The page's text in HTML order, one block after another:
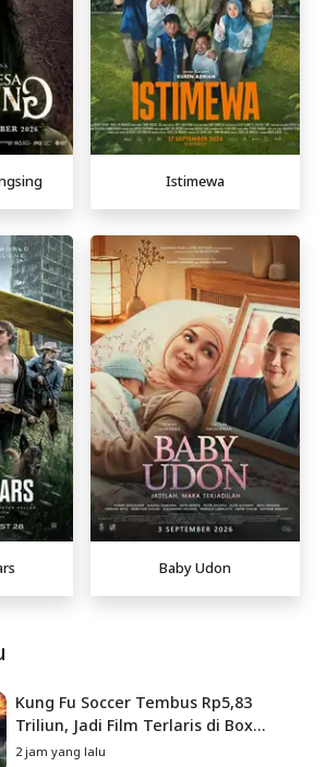
Istimewa
Baby Udon
Kung Fu Soccer Tembus Rp5,83
Triliun, Jadi Film Terlaris di Box
Office China
2 jam yang lalu